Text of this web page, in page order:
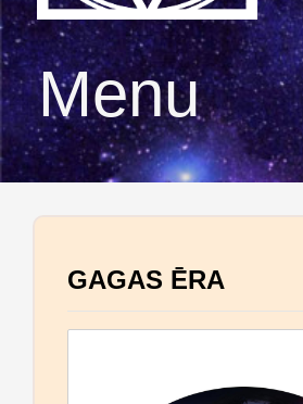
Menu
GAGAS ĒRA